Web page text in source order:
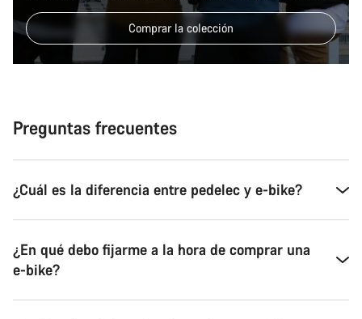
Comprar la colección
Preguntas frecuentes
¿Cuál es la diferencia entre pedelec y e-bike?
¿En qué debo fijarme a la hora de comprar una
e-bike?